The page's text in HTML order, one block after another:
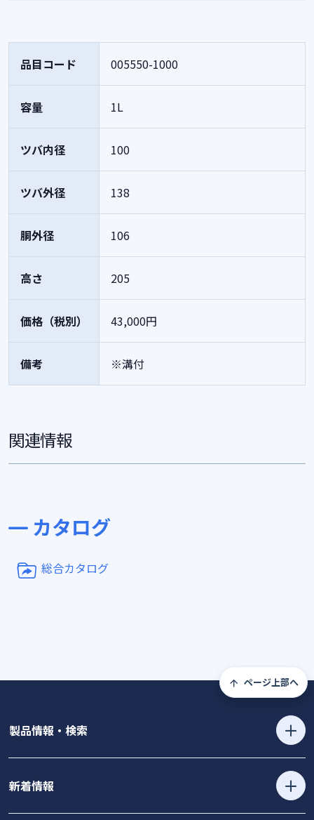
品目コード 005550-1000
容量 1L
ツバ内径 100
ツバ外径 138
胴外径 106
高さ 205
価格（税別） 43,000円
備考 ※溝付
関連情報
カタログ
総合カタログ
ページ上部へ
製品情報・検索
新着情報